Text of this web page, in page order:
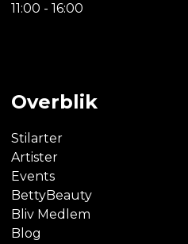
11:00 - 16:00
Overblik
Stilarter
Artister
Events
BettyBeauty
Bliv Medlem
Blog